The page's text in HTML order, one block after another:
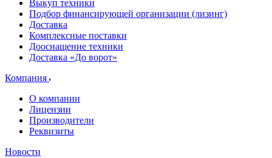
Выкуп техники
Подбор финансирующей организации (лизинг)
Доставка
Комплексные поставки
Дооснащение техники
Доставка «До ворот»
Компания
О компании
Лицензии
Производители
Реквизиты
Новости